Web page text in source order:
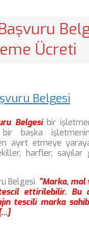
Ücreti
Belgesi
Belgesibir
bir başka
ayırt etmeye
harfler,
Belgesi “Marka, mal
ettirilebilir. Bu
tescili marka